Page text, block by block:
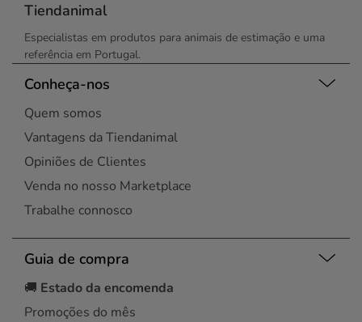
Tiendanimal
Especialistas em produtos para animais de estimação e uma
referência em Portugal.
Conheça-nos
Quem somos
Vantagens da Tiendanimal
Opiniões de Clientes
Venda no nosso Marketplace
Trabalhe connosco
Guia de compra
🚚 Estado da encomenda
Promoções do mês